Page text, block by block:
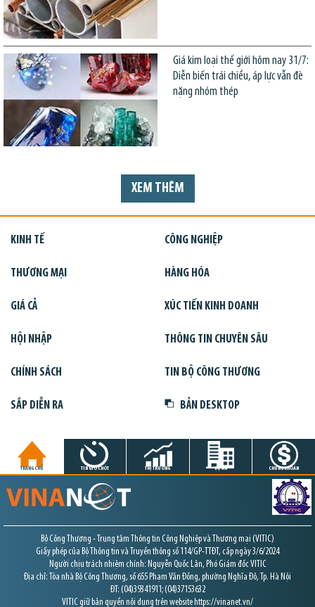
Giá kim loại thế giới hôm nay 31/7:
Diễn biến trái chiều, áp lực vẫn đè
nặng nhóm thép
XEM THÊM
KINH TẾ CÔNG NGHIỆP
THƯƠNG MẠI HÀNG HÓA
GIÁ CẢ XÚC TIẾN KINH DOANH
HỘI NHẬP THÔNG TIN CHUYÊN SÂU
CHÍNH SÁCH TIN BỘ CÔNG THƯƠNG
SẮP DIỄN RA BẢN DESKTOP
TRANG CHỦ TIN GIỜ CHÓT THỊ TRƯỜNG DỰ ÁN CHỨNG KHOÁN
Bộ Công Thương - Trung tâm Thông tin Công Nghiệp và Thương mại (VITIC)
Giấy phép của Bộ Thông tin và Truyền thông số 114/GP-TTĐT, cấp ngày 3/6/2024
Người chịu trách nhiệm chính: Nguyễn Quốc Lân, Phó Giám đốc VITIC
Địa chỉ: Tòa nhà Bộ Công Thương, số 655 Phạm Văn Đồng, phường Nghĩa Đô, Tp. Hà Nội
ĐT: (04)39341911; (04)37153632
VITIC giữ bản quyền nội dung trên website https://vinanet.vn/